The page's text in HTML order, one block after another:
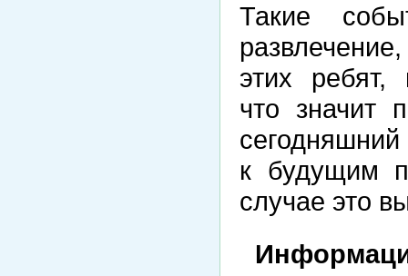
Такие
этих ребят,
что значит
к будущим
случае это